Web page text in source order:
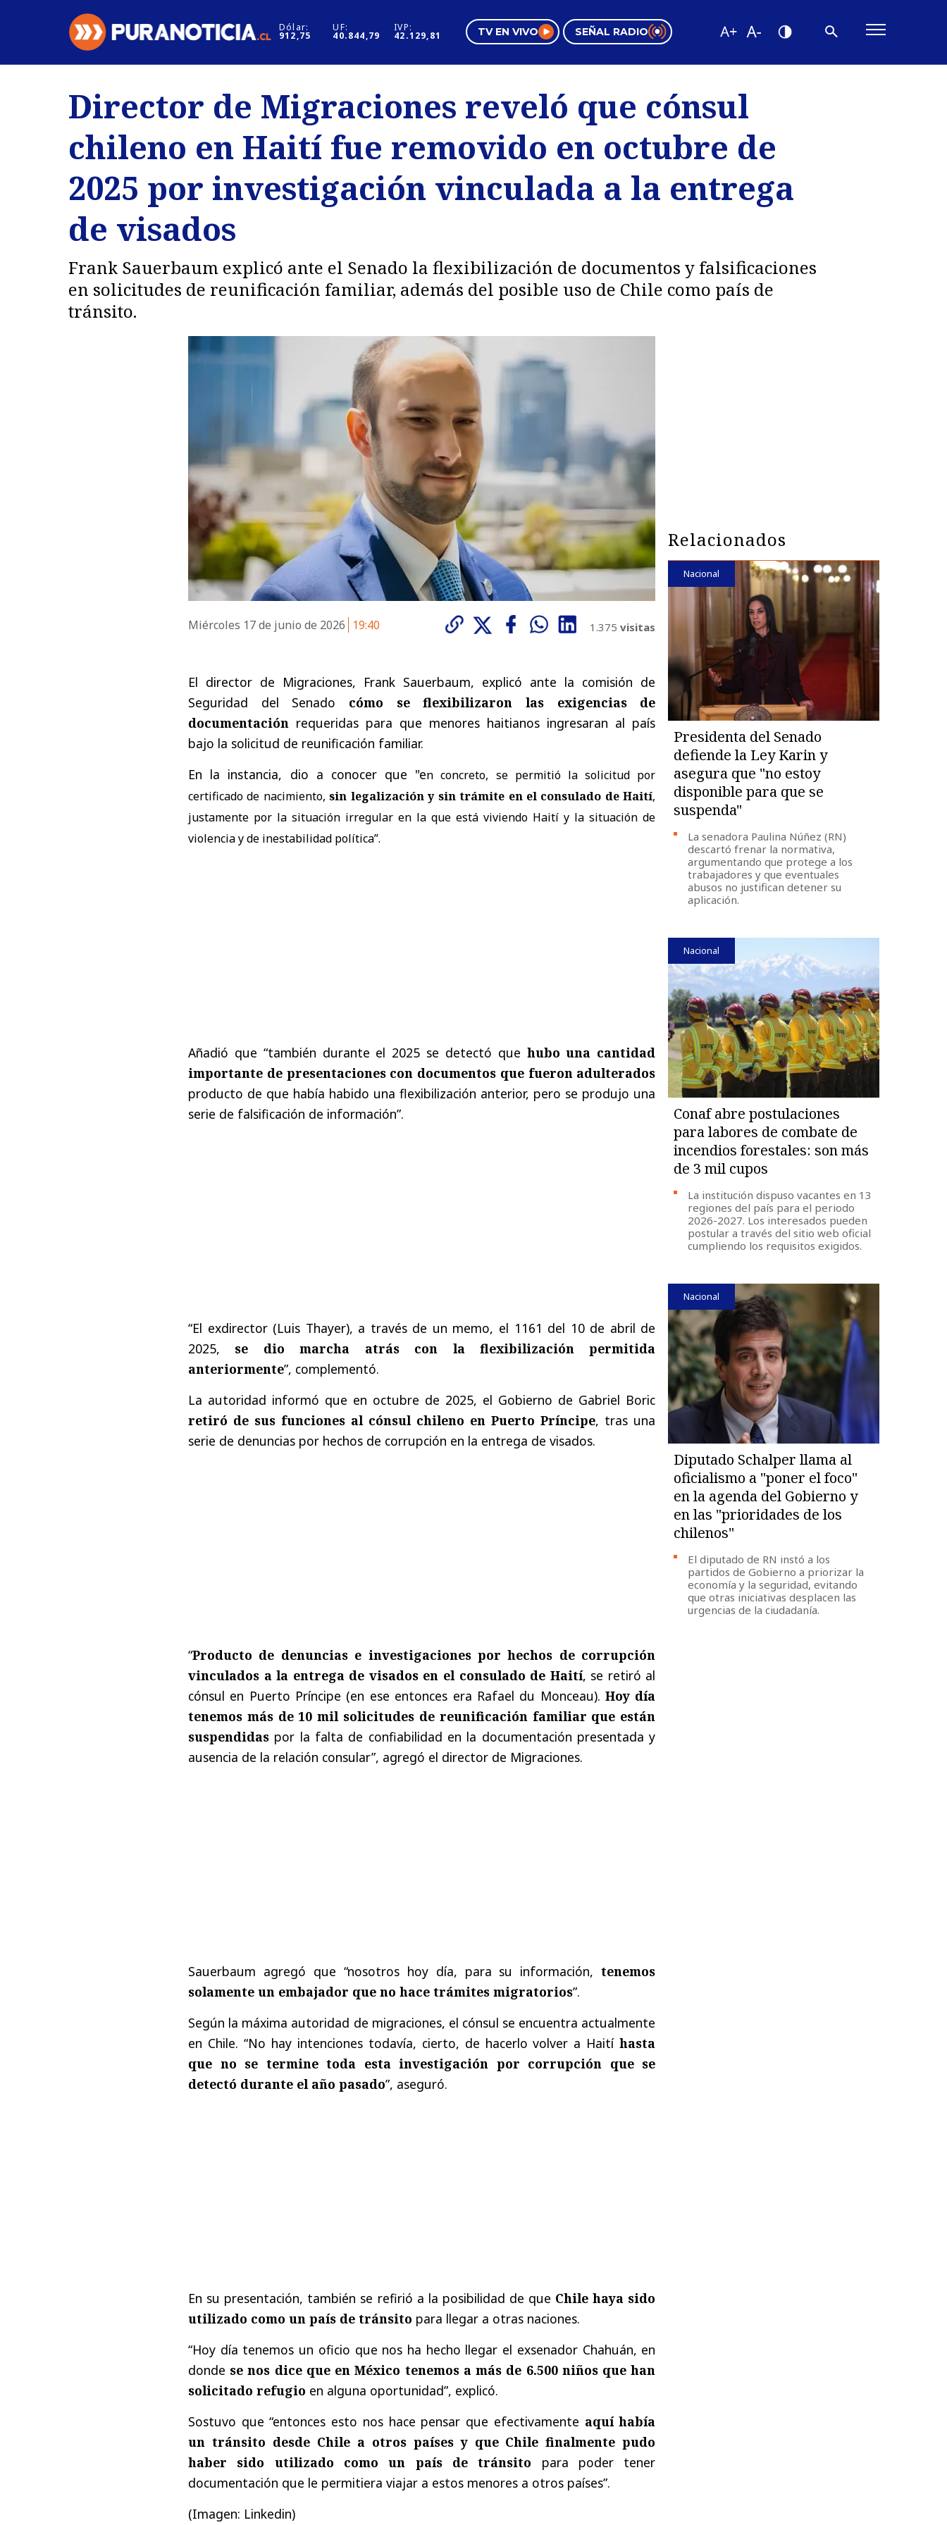
Dólar:
912,75
UF:
40.844,79
IVP:
42.129,81 TV EN VIVO SEÑAL RADIO
Regiones
Deportes
Internacional
Motores
Negocios
Pura Mujer
Tendencias
Videos
Director de Migraciones reveló que cónsul
chileno en Haití fue removido en octubre de
2025 por investigación vinculada a la entrega
de visados
Frank Sauerbaum explicó ante el Senado la flexibilización de documentos y falsificaciones
en solicitudes de reunificación familiar, además del posible uso de Chile como país de
tránsito.
Miércoles 17 de junio de 2026 19:40 1.375 visitas
El director de Migraciones, Frank Sauerbaum, explicó ante la comisión de
Seguridad del Senado cómo se flexibilizaron las exigencias de
documentación requeridas para que menores haitianos ingresaran al país
bajo la solicitud de reunificación familiar.
En la instancia, dio a conocer que "en concreto, se permitió la solicitud por
certificado de nacimiento,sin legalización y sin trámite en el consulado de Haití,
justamente por la situación irregular en la que está viviendo Haití y la situación de
violencia y de inestabilidad política”.
Añadió que “también durante el 2025 se detectó que hubo una cantidad
importante de presentaciones con documentos que fueron adulterados
producto de que había habido una flexibilización anterior, pero se produjo una
serie de falsificación de información”.
“El exdirector (Luis Thayer), a través de un memo, el 1161 del 10 de abril de
2025, se dio marcha atrás con la flexibilización permitida
anteriormente”, complementó.
La autoridad informó que en octubre de 2025, el Gobierno de Gabriel Boric
retiró de sus funciones al cónsul chileno en Puerto Príncipe, tras una
serie de denuncias por hechos de corrupción en la entrega de visados.
“Producto de denuncias e investigaciones por hechos de corrupción
vinculados a la entrega de visados en el consulado de Haití, se retiró al
cónsul en Puerto Príncipe (en ese entonces era Rafael du Monceau). Hoy día
tenemos más de 10 mil solicitudes de reunificación familiar que están
suspendidas por la falta de confiabilidad en la documentación presentada y
ausencia de la relación consular”, agregó el director de Migraciones.
Sauerbaum agregó que “nosotros hoy día, para su información, tenemos
solamente un embajador que no hace trámites migratorios”.
Según la máxima autoridad de migraciones, el cónsul se encuentra actualmente
en Chile. “No hay intenciones todavía, cierto, de hacerlo volver a Haitíhasta
que no se termine toda esta investigación por corrupción que se
detectó durante el año pasado”, aseguró.
En su presentación, también se refirió a la posibilidad de que Chile haya sido
utilizado como un país de tránsito para llegar a otras naciones.
“Hoy día tenemos un oficio que nos ha hecho llegar el exsenador Chahuán, en
donde se nos dice que en México tenemos a más de 6.500 niños que han
solicitado refugio en alguna oportunidad”, explicó.
Sostuvo que “entonces esto nos hace pensar que efectivamente aquí había
un tránsito desde Chile a otros países y que Chile finalmente pudo
haber sido utilizado como un país de tránsito para poder tener
documentación que le permitiera viajar a estos menores a otros países”.
(Imagen: Linkedin)
Relacionados
Nacional
Presidenta del Senado
defiende la Ley Karin y
asegura que "no estoy
disponible para que se
suspenda"
La senadora Paulina Núñez (RN)
descartó frenar la normativa,
argumentando que protege a los
trabajadores y que eventuales
abusos no justifican detener su
aplicación.
Nacional
Conaf abre postulaciones
para labores de combate de
incendios forestales: son más
de 3 mil cupos
La institución dispuso vacantes en 13
regiones del país para el periodo
2026-2027. Los interesados pueden
postular a través del sitio web oficial
cumpliendo los requisitos exigidos.
Nacional
Diputado Schalper llama al
oficialismo a "poner el foco"
en la agenda del Gobierno y
en las "prioridades de los
chilenos"
El diputado de RN instó a los
partidos de Gobierno a priorizar la
economía y la seguridad, evitando
que otras iniciativas desplacen las
urgencias de la ciudadanía.